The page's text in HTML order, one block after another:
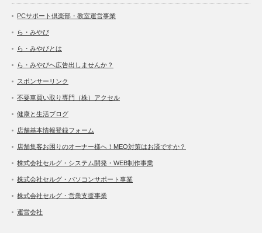
PCサポート倶楽部・教室運営事業
ら・みやび
ら・みやびとは
ら・みやびへ広告出しませんか？
スポンサーリンク
不要車買い取り専門（株）アクセル
健康と生活ブログ
店舗基本情報登録フォーム
店舗集客お困りのオーナー様へ！MEO対策はお済ですか？
株式会社セルグ・システム開発・WEB制作事業
株式会社セルグ・パソコンサポート事業
株式会社セルグ・営業支援事業
運営会社